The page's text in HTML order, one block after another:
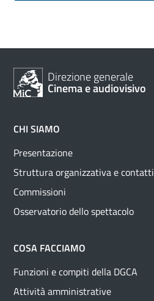
Direzione generale
Cinema e audiovisivo
CHI SIAMO
Presentazione
Struttura organizzativa e contatti
Commissioni
Osservatorio dello spettacolo
COSA FACCIAMO
Funzioni e compiti della DGCA
Attività amministrative